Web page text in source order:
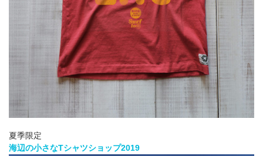
夏季限定
海辺の小さなTシャツショップ2019